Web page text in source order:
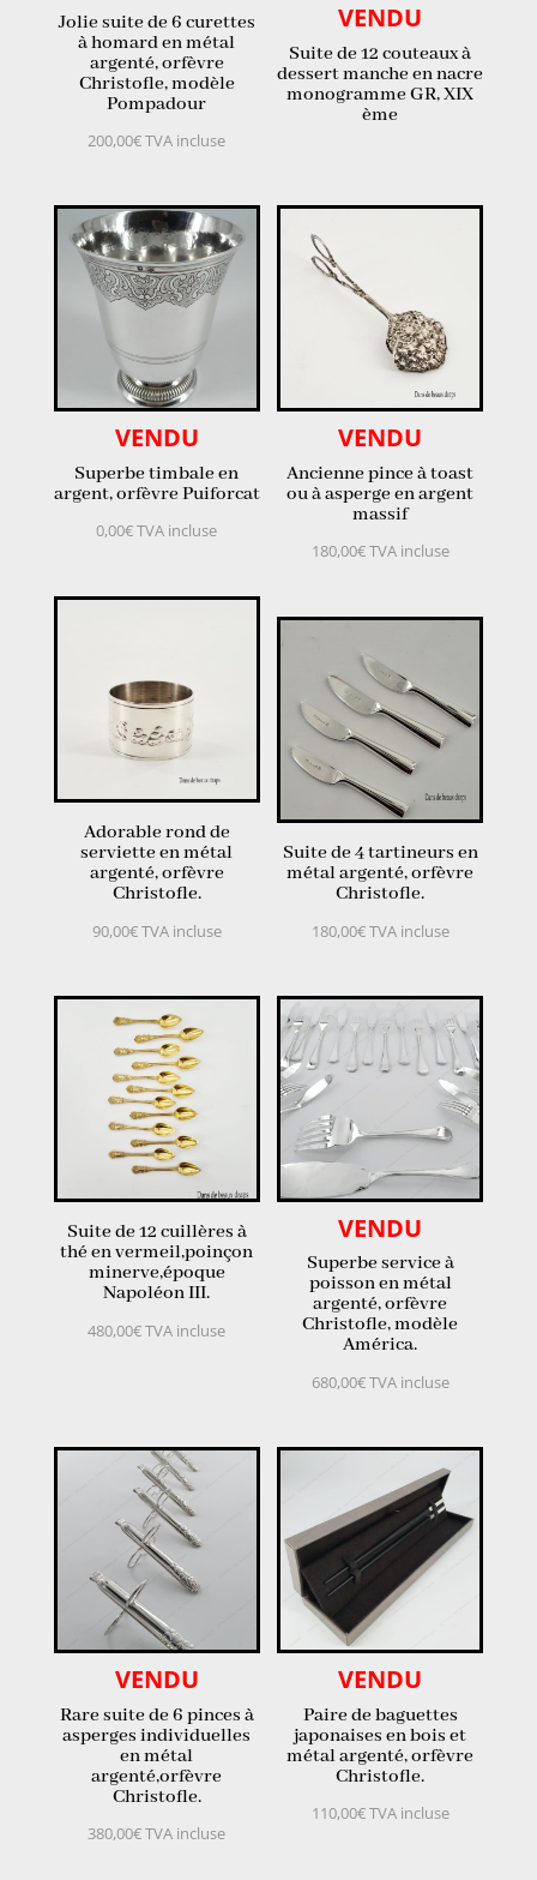
Jolie suite de 6 curettes
à homard en métal
argenté, orfèvre
Christofle, modèle
Pompadour
200,00€TVA incluse
VENDU
Suite de 12 couteaux à
dessert manche en nacre
monogramme GR, XIX
ème
VENDU
Superbe timbale en
argent, orfèvre Puiforcat
0,00€TVA incluse
VENDU
Ancienne pince à toast
ou à asperge en argent
massif
180,00€TVA incluse
Adorable rond de
serviette en métal
argenté, orfèvre
Christofle.
90,00€TVA incluse
Suite de 4 tartineurs en
métal argenté, orfèvre
Christofle.
180,00€TVA incluse
Suite de 12 cuillères à
thé en vermeil,poinçon
minerve,époque
Napoléon III.
480,00€TVA incluse
VENDU
Superbe service à
poisson en métal
argenté, orfèvre
Christofle, modèle
América.
680,00€TVA incluse
VENDU
Rare suite de 6 pinces à
asperges individuelles
en métal
argenté,orfèvre
Christofle.
380,00€TVA incluse
VENDU
Paire de baguettes
japonaises en bois et
métal argenté, orfèvre
Christofle.
110,00€TVA incluse